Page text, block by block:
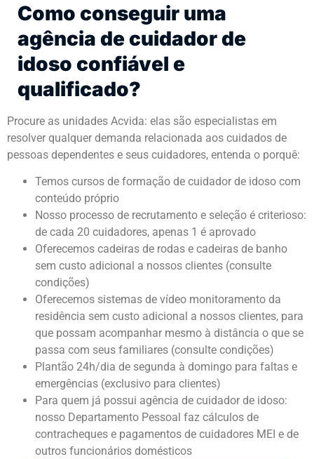
Como conseguir uma
agência de cuidador de
idoso confiável e
qualificado?
Procure as unidades Acvida: elas são especialistas em
resolver qualquer demanda relacionada aos cuidados de
pessoas dependentes e seus cuidadores, entenda o porquê:
Temos cursos de formação de cuidador de idoso com
conteúdo próprio
Nosso processo de recrutamento e seleção é criterioso:
de cada 20 cuidadores, apenas 1 é aprovado
Oferecemos cadeiras de rodas e cadeiras de banho
sem custo adicional a nossos clientes (consulte
condições)
Oferecemos sistemas de vídeo monitoramento da
residência sem custo adicional a nossos clientes, para
que possam acompanhar mesmo à distância o que se
passa com seus familiares (consulte condições)
Plantão 24h/dia de segunda à domingo para faltas e
emergências (exclusivo para clientes)
Para quem já possui agência de cuidador de idoso:
nosso Departamento Pessoal faz cálculos de
contracheques e pagamentos de cuidadores MEI e de
outros funcionários domésticos